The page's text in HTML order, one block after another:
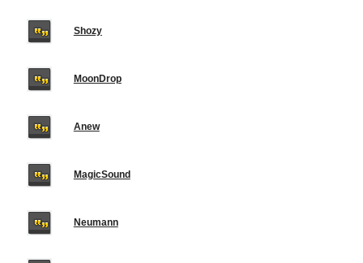
Shozy
MoonDrop
Anew
MagicSound
Neumann